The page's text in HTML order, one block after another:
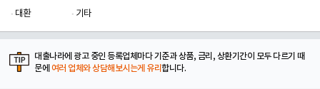
대환
기타
대출나라에 광고 중인 등록업체마다 기준과 상품, 금리, 상환기간이 모두 다르기 때
문에 여러 업체와 상담해보시는게 유리합니다.